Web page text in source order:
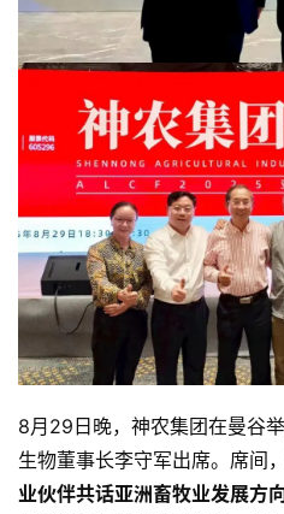
8月29日晚，神农集团在曼谷
生物董事长李守军出席。席间，
业伙伴共话亚洲畜牧业发展方